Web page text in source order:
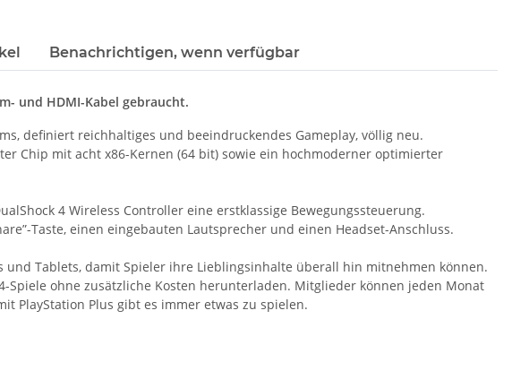
Benachrichtigen, wenn verfügbar
und HDMI-Kabel gebraucht.
definiert reichhaltiges und beeindruckendes Gameplay, völlig neu.
Chip mit acht x86-Kernen (64 bit) sowie ein hochmoderner optimierter
4 Wireless Controller eine erstklassige Bewegungssteuerung.
Taste, einen eingebauten Lautsprecher und einen Headset-Anschluss.
und Tablets, damit Spieler ihre Lieblingsinhalte überall hin mitnehmen können.
Spiele ohne zusätzliche Kosten herunterladen. Mitglieder können jeden Monat
PlayStation Plus gibt es immer etwas zu spielen.